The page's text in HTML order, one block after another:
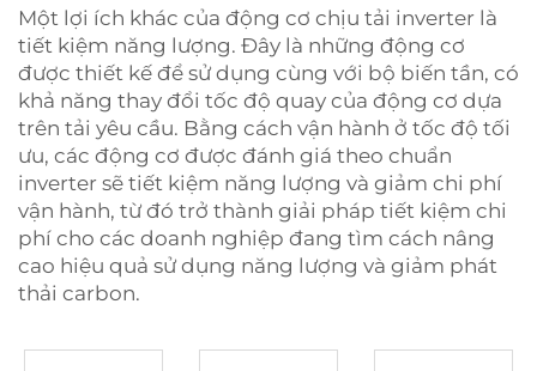
Một lợi ích khác của động cơ chịu tải inverter là
tiết kiệm năng lượng. Đây là những động cơ
được thiết kế để sử dụng cùng với bộ biến tần, có
khả năng thay đổi tốc độ quay của động cơ dựa
trên tải yêu cầu. Bằng cách vận hành ở tốc độ tối
ưu, các động cơ được đánh giá theo chuẩn
inverter sẽ tiết kiệm năng lượng và giảm chi phí
vận hành, từ đó trở thành giải pháp tiết kiệm chi
phí cho các doanh nghiệp đang tìm cách nâng
cao hiệu quả sử dụng năng lượng và giảm phát
thải carbon.